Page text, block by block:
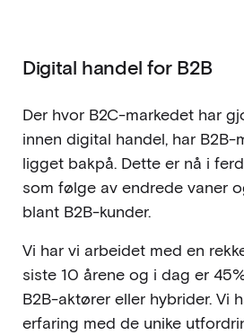
Digital handel for B2B
Der hvor B2C-markedet har
innen digital handel, har B2B-
ligget bakpå. Dette er nå i
som følge av endrede vaner
blant B2B-kunder.
Vi har vi arbeidet med en
siste 10 årene og i dag er
B2B-aktører eller hybrider. Vi
erfaring med de unike